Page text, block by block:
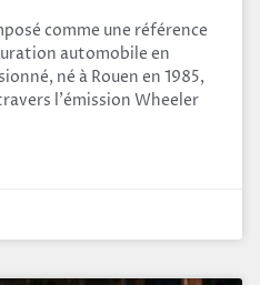
comme une référence
automobile en
né à Rouen en 1985,
l'émission Wheeler